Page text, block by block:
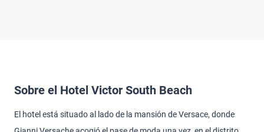
Sobre el Hotel Victor South Beach
El hotel está situado al lado de la mansión de Versace, donde